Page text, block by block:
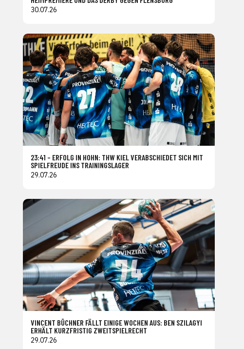
30.07.26
23:41 – ERFOLG IN HOHN: THW KIEL VERABSCHIEDET SICH MIT
SPIELFREUDE INS TRAININGSLAGER
29.07.26
VINCENT BÜCHNER FÄLLT EINIGE WOCHEN AUS: BEN SZILAGYI
ERHÄLT KURZFRISTIG ZWEITSPIELRECHT
29.07.26